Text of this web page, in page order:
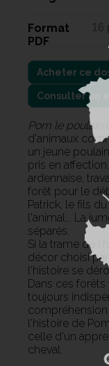
Format
PDF
Consulter un
Pom le poulain
d'animaux
un jeune
pris en
ardennaise,
forêt pour le
Patrick, le fils
l'animal... La
séparés.
Si la trame de
décor choisi
l'histoire se
Dans ces
toujours
compréhension
l'histoire de
celle d'un
cheval.